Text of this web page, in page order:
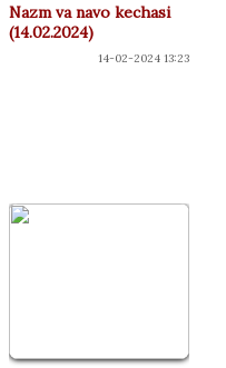
Nazm va navo kechasi
(14.02.2024)
14-02-2024 13:23